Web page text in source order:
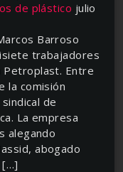
de plástico julio
Barroso
trabajadores
Petroplast. Entre
la comisión
de
La empresa
alegando
abogado
[…]